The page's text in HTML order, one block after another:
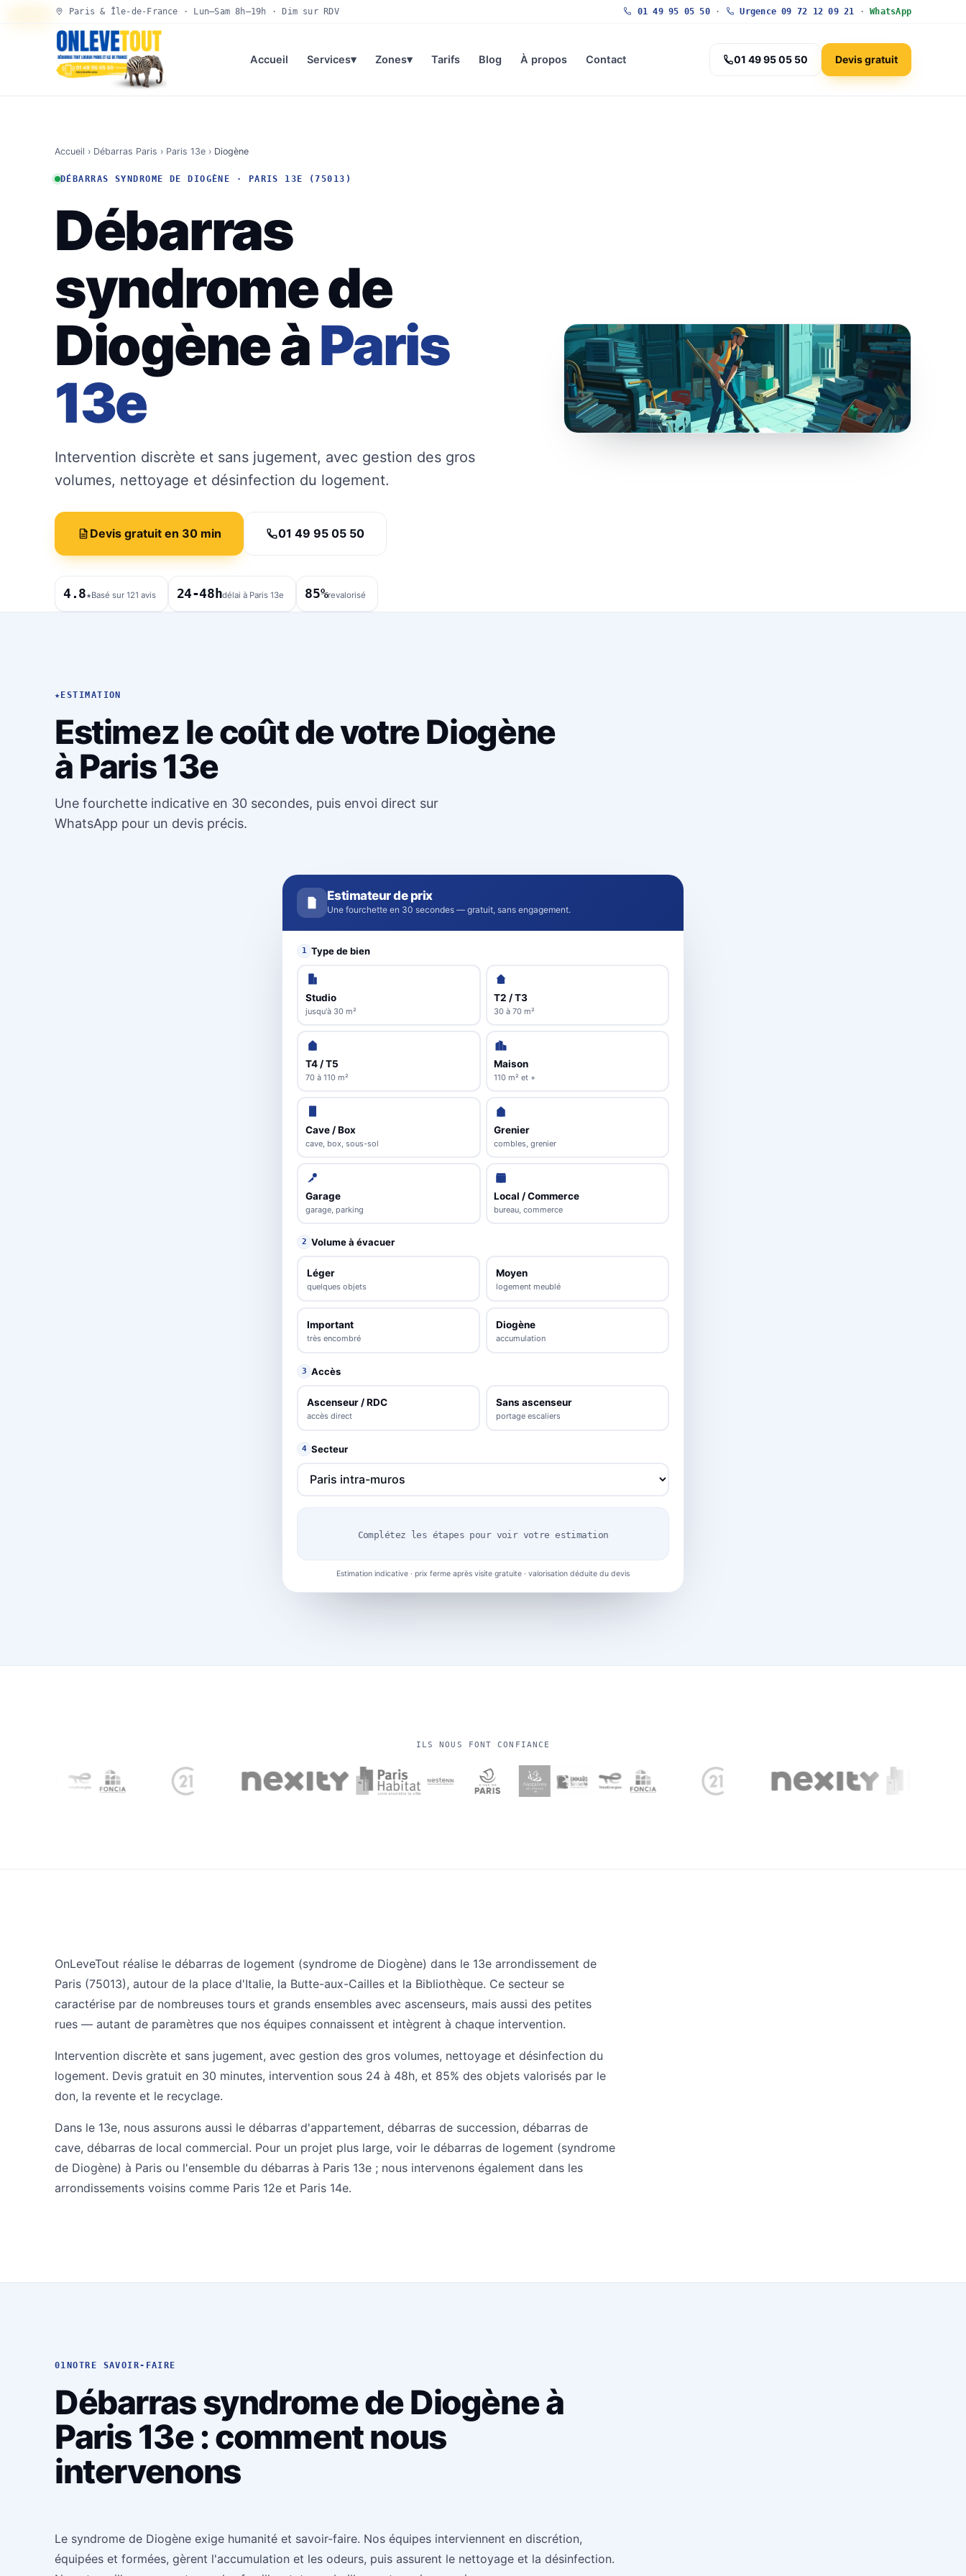
Paris & Île-de-France · Lun–Sam 8h–19h · Dim sur RDV 01 49 95 05 50· Urgence 09 72 12 09 21 ·WhatsApp
Accueil Services▾ Zones▾ Tarifs Blog À propos Contact 01 49 95 05 50 Devis gratuit
Accueil › Débarras Paris › Paris 13e › Diogène
DÉBARRAS SYNDROME DE DIOGÈNE · PARIS 13E (75013)
Débarras
syndrome de
Diogène àParis
13e
Intervention discrète et sans jugement, avec gestion des gros
volumes, nettoyage et désinfection du logement.
Devis gratuit en 30 min 01 49 95 05 50
4.8★Basé sur 121 avis 24-48hdélai à Paris 13e 85%revalorisé
★ ESTIMATION
Estimez le coût de votre Diogène
à Paris 13e
Une fourchette indicative en 30 secondes, puis envoi direct sur
WhatsApp pour un devis précis.
Estimateur de prix
Une fourchette en 30 secondes — gratuit, sans engagement.
1 Type de bien
Studio
jusqu'à 30 m²
T2 / T3
30 à 70 m²
T4 / T5
70 à 110 m²
Maison
110 m² et +
Cave / Box
cave, box, sous-sol
Grenier
combles, grenier
Garage
garage, parking
Local / Commerce
bureau, commerce
2 Volume à évacuer
Léger
quelques objets
Moyen
logement meublé
Important
très encombré
Diogène
accumulation
3 Accès
Ascenseur / RDC
accès direct
Sans ascenseur
portage escaliers
4 Secteur
Complétez les étapes pour voir votre estimation
Estimation indicative · prix ferme après visite gratuite · valorisation déduite du devis
ILS NOUS FONT CONFIANCE
OnLeveTout réalise le débarras de logement (syndrome de Diogène) dans le 13e arrondissement de
Paris (75013), autour de la place d'Italie, la Butte-aux-Cailles et la Bibliothèque. Ce secteur se
caractérise par de nombreuses tours et grands ensembles avec ascenseurs, mais aussi des petites
rues — autant de paramètres que nos équipes connaissent et intègrent à chaque intervention.
Intervention discrète et sans jugement, avec gestion des gros volumes, nettoyage et désinfection du
logement. Devis gratuit en 30 minutes, intervention sous 24 à 48h, et 85% des objets valorisés par le
don, la revente et le recyclage.
Dans le 13e, nous assurons aussi le débarras d'appartement, débarras de succession, débarras de
cave, débarras de local commercial. Pour un projet plus large, voir le débarras de logement (syndrome
de Diogène) à Paris ou l'ensemble du débarras à Paris 13e ; nous intervenons également dans les
arrondissements voisins comme Paris 12e et Paris 14e.
01 NOTRE SAVOIR-FAIRE
Débarras syndrome de Diogène à
Paris 13e : comment nous
intervenons
Le syndrome de Diogène exige humanité et savoir-faire. Nos équipes interviennent en discrétion,
équipées et formées, gèrent l'accumulation et les odeurs, puis assurent le nettoyage et la désinfection.